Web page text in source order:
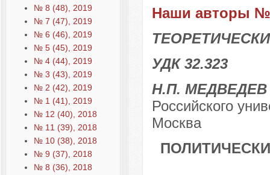
№ 8 (48), 2019
№ 7 (47), 2019
№ 6 (46), 2019
№ 5 (45), 2019
№ 4 (44), 2019
№ 3 (43), 2019
№ 2 (42), 2019
№ 1 (41), 2019
№ 12 (40), 2018
№ 11 (39), 2018
№ 10 (38), 2018
№ 9 (37), 2018
№ 8 (36), 2018
Наши авторы №
УДК 32.323
Н.П.
Российского
Москва